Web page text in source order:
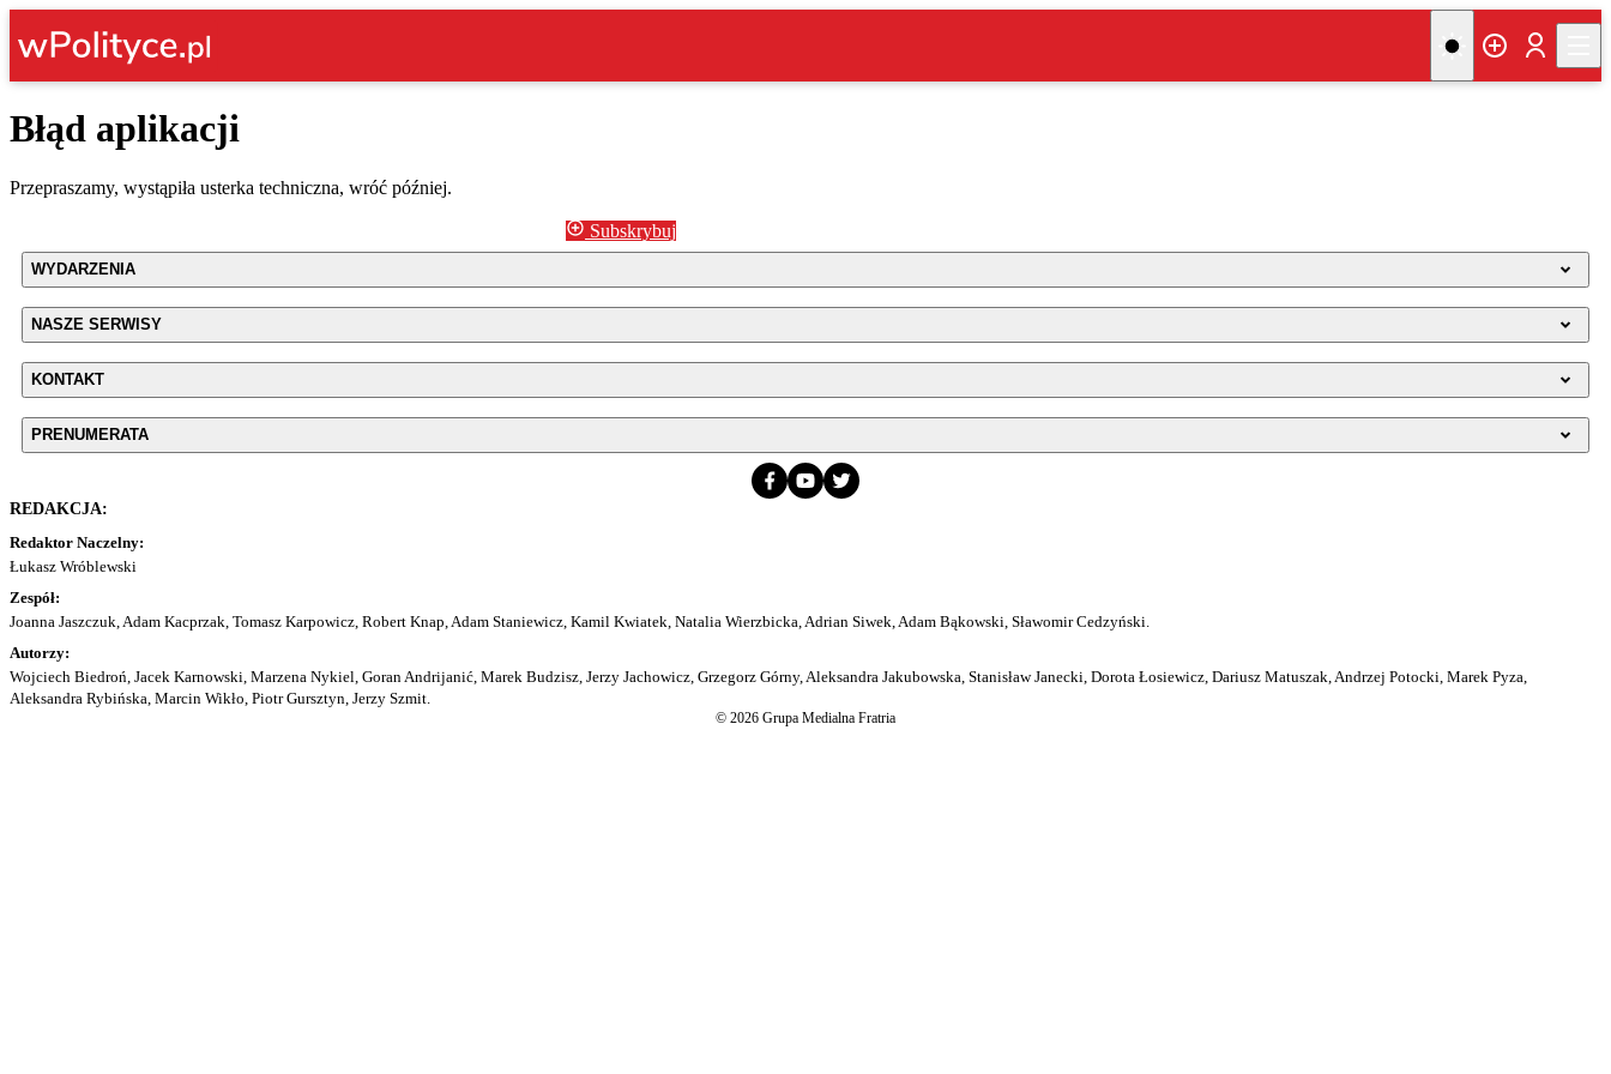
Błąd aplikacji
Przepraszamy, wystąpiła usterka techniczna, wróć później.
Subskrybuj
WYDARZENIA
NASZE SERWISY
KONTAKT
PRENUMERATA
REDAKCJA:
Redaktor Naczelny:
Łukasz Wróblewski
Zespół:
Joanna Jaszczuk, Adam Kacprzak, Tomasz Karpowicz, Robert Knap, Adam Staniewicz, Kamil Kwiatek, Natalia Wierzbicka, Adrian Siwek, Adam Bąkowski, Sławomir Cedzyński.
Autorzy:
Wojciech Biedroń, Jacek Karnowski, Marzena Nykiel, Goran Andrijanić, Marek Budzisz, Jerzy Jachowicz, Grzegorz Górny, Aleksandra Jakubowska, Stanisław Janecki, Dorota Łosiewicz, Dariusz Matuszak, Andrzej Potocki, Marek Pyza,
Aleksandra Rybińska, Marcin Wikło, Piotr Gursztyn, Jerzy Szmit.
© 2026 Grupa Medialna Fratria